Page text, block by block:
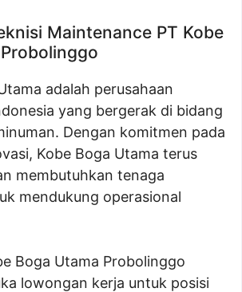
Maintenance PT Kobe
adalah perusahaan
yang bergerak di bidang
Dengan komitmen pada
Kobe Boga Utama terus
membutuhkan tenaga
mendukung operasional
Boga Utama Probolinggo
lowongan kerja untuk posisi